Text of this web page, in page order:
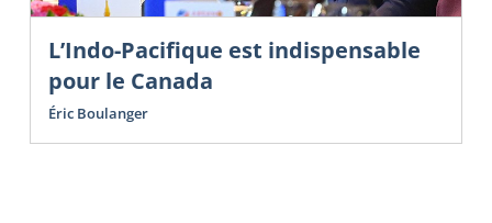
L’Indo-Pacifique est indispensable
pour le Canada
Éric Boulanger